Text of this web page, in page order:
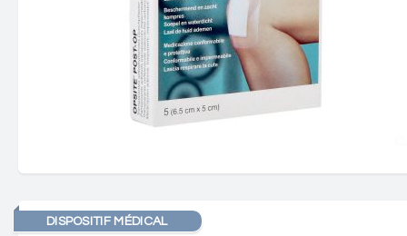
DISPOSITIF MÉDICAL